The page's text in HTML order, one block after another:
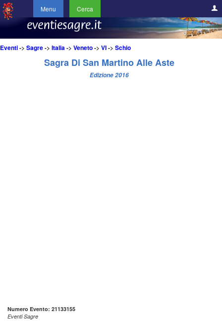
Menu Cerca
Eventi-> Sagre-> Italia-> Veneto-> VI-> Schio
Sagra Di San Martino Alle Aste
Edizione 2016
Numero Evento: 21133155
Eventi Sagre